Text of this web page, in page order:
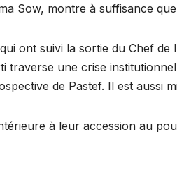
Sow, montre à suffisance
ont suivi la sortie du Chef
traverse une crise
de Pastef. Il est aussi
à leur accession au